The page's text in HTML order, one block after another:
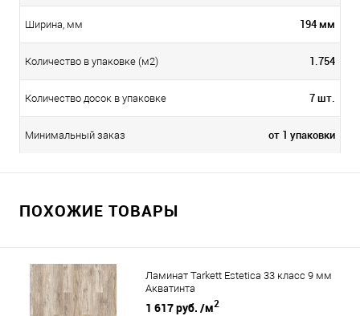
Ширина, мм 194 мм
Количество в упаковке (м2) 1.754
Количество досок в упаковке 7 шт.
Минимальный заказ от 1 упаковки
ПОХОЖИЕ ТОВАРЫ
Ламинат Tarkett Estetica 33 класс 9 мм
Акватинта
1 617 руб. /м2